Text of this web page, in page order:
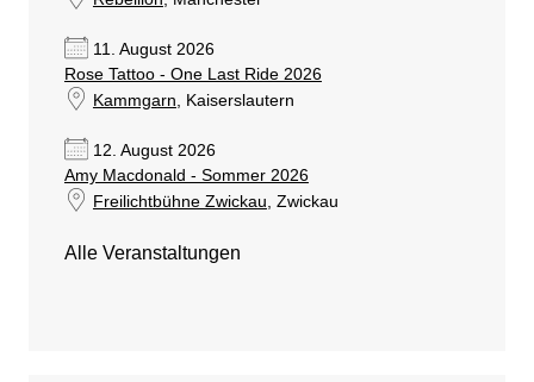
11. August 2026
Rose Tattoo - One Last Ride 2026
Kammgarn , Kaiserslautern
12. August 2026
Amy Macdonald - Sommer 2026
Freilichtbühne Zwickau , Zwickau
Alle Veranstaltungen